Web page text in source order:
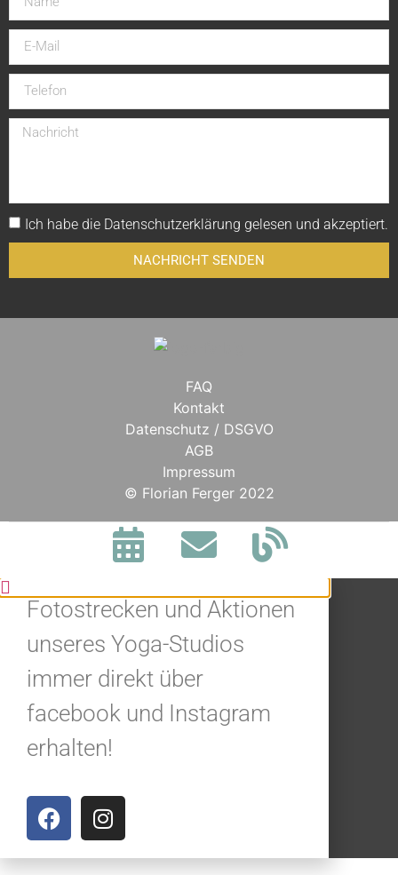
Ich habe die Datenschutzerklärung gelesen und akzeptiert.
NACHRICHT SENDEN
FAQ
Kontakt
Datenschutz / DSGVO
AGB
Impressum
© Florian Ferger 2022
BLEIBE IN
VERBINDUNG.
Fotostrecken und Aktionen
unseres Yoga-Studios
immer direkt über
facebook und Instagram
erhalten!